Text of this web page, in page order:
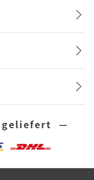
geliefert —